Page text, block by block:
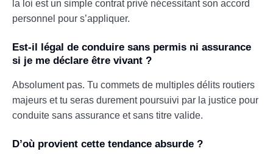
la loi est un simple contrat privé nécessitant son accord
personnel pour s’appliquer.
Est-il légal de conduire sans permis ni assurance
si je me déclare être vivant ?
Absolument pas. Tu commets de multiples délits routiers
majeurs et tu seras durement poursuivi par la justice pour
conduite sans assurance et sans titre valide.
D’où provient cette tendance absurde ?